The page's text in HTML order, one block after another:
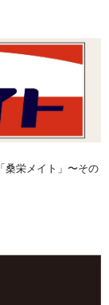
桑栄メイト」〜その